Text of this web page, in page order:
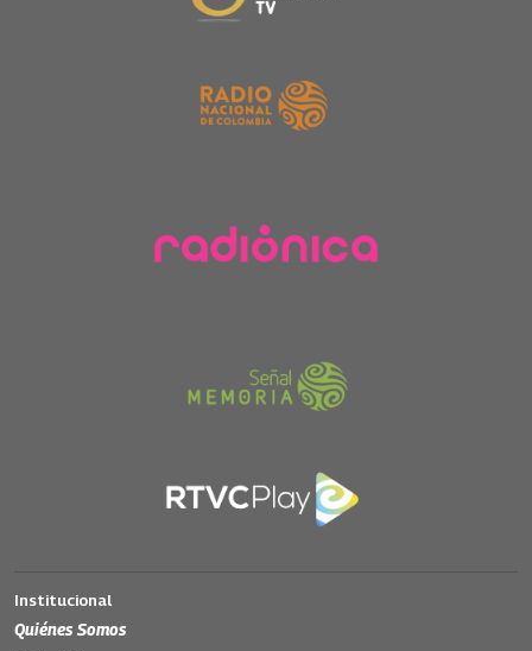
Institucional
Quiénes Somos